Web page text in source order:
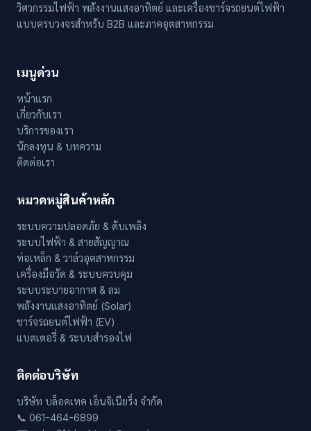
วิศวกรรมไฟฟ้า พลังงานแสงอาทิตย์ และเครื่องชาร์จรถยนต์ไฟฟ้า
แบบครบวงจรสำหรับ B2B และภาคอุตสาหกรรม
เมนูด่วน
หน้าแรก
เกี่ยวกับเรา
บริการของเรา
นักลงทุน & บทความ
ติดต่อเรา
หมวดหมู่สินค้าหลัก
ระบบความปลอดภัย & ดับเพลิง
ระบบไฟฟ้า & สายสัญญาณ
ท่อเหล็ก & วาล์วอุตสาหกรรม
เครื่องมือวัด & ระบบควบคุม
ระบบระบายอากาศ & ลม
พลังงานแสงอาทิตย์ (Solar)
ชาร์จรถยนต์ไฟฟ้า (EV)
แบตเตอรี่ & ระบบสำรองไฟ
ติดต่อบริษัท
บริษัท บล็อคเทค เอ็นจิเนียริ่ง จำกัด
📞 061-464-6899